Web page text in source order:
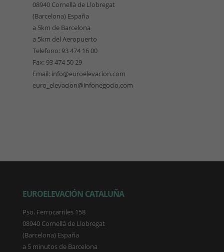
08940 Cornellà de Llobregat
(Barcelona) España
a 5km de Barcelona
a 5km del Aeropuerto
Telefono: 93 474 16 00
Fax: 93 474 50 29
Email: info@euroelevacion.com
euro_elevacion@infonegocio.com
EUROELEVACIÓN CATALUÑA
Pso. Ferrocarriles 158
08940 Cornellà de Llobregat
(Barcelona) España
a 5 minutos de Barcelona